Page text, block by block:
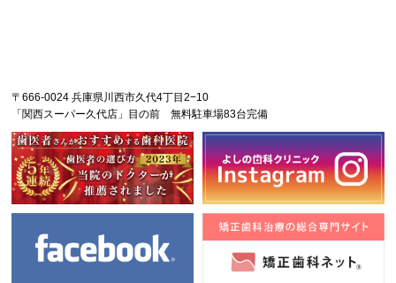
〒666-0024 兵庫県川西市久代4丁目2−10
「関西スーパー久代店」目の前 無料駐車場83台完備